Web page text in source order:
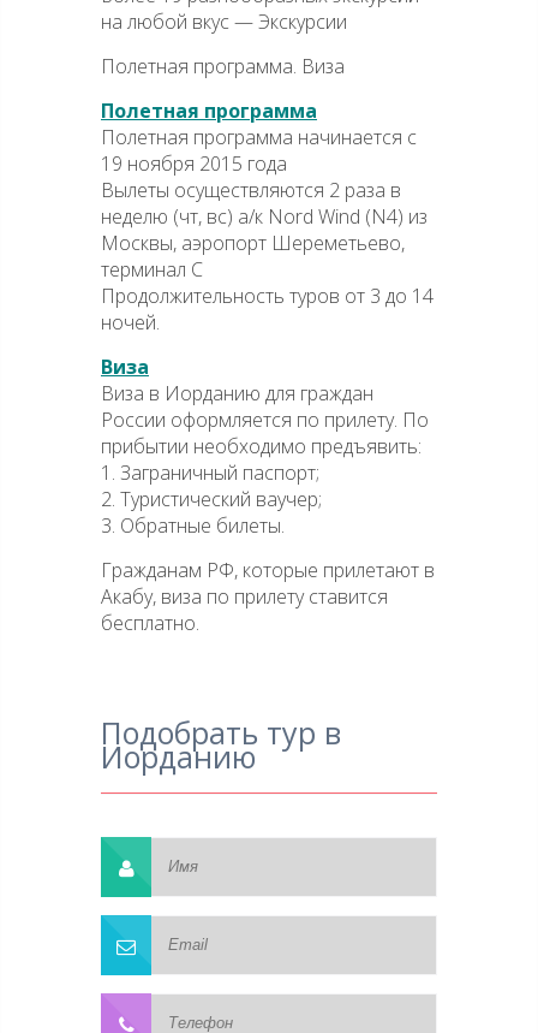
на любой вкус — Экскурсии
Полетная программа. Виза
Полетная программа
Полетная программа начинается с
19 ноября 2015 года
Вылеты осуществляются 2 раза в
неделю (чт, вс) а/к Nord Wind (N4) из
Москвы, аэропорт Шереметьево,
терминал С
Продолжительность туров от 3 до 14
ночей.
Виза
Виза в Иорданию для граждан
России оформляется по прилету. По
прибытии необходимо предъявить:
1. Заграничный паспорт;
2. Туристический ваучер;
3. Обратные билеты.
Гражданам РФ, которые прилетают в
Акабу, виза по прилету ставится
бесплатно.
Подобрать тур в
Иорданию